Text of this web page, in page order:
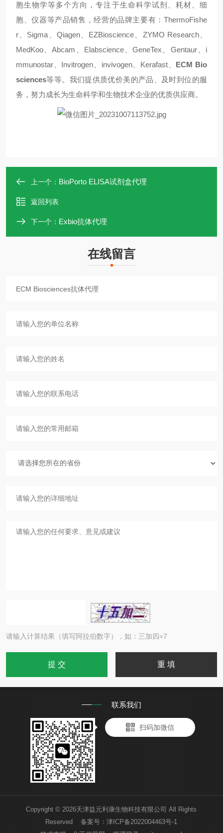
胞生物学等多个方向，专注于生命科学试剂、耗材、细
胞、仪器等产品销售，经营的品牌主要有：ThermoFishe
r、Sigma、Qiagen、EZBioscience、ZYMO Research、
MedKoo、Abcam、Elabscience、GeneTex、Gentaur、i
mmunostar、Invitrogen、invivogen、Kerafast、 ECM Bio
sciences等等。我们提供质优价美的产品、及时到位的服
务，努力成长为生命科学和生物技术企业的优质供应商。
上一个： BioPorto ELISA试剂盒代理
返回列表
下一个： Exbio抗体代理
在线留言
请输入计算结果（填写阿拉伯数字），如：三加四=7
联系我们
扫码加微信
Copyright © 2026天津益元利康生物科技有限公司 All Rights
Reserved 备案号：津ICP备2022004463号-1